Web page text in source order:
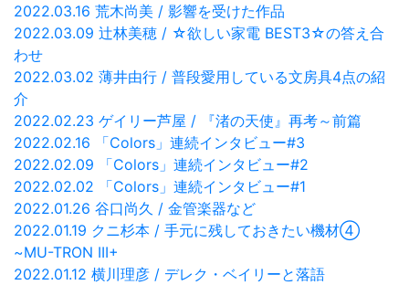
2022.03.16 荒木尚美 / 影響を受けた作品
2022.03.09 辻林美穂 / ☆欲しい家電 BEST3☆の答え合
わせ
2022.03.02 薄井由行 / 普段愛用している文房具4点の紹
介
2022.02.23 ゲイリー芦屋 / 『渚の天使』再考～前篇
2022.02.16 「Colors」連続インタビュー#3
2022.02.09 「Colors」連続インタビュー#2
2022.02.02 「Colors」連続インタビュー#1
2022.01.26 谷口尚久 / 金管楽器など
2022.01.19 クニ杉本 / 手元に残しておきたい機材④
~MU-TRON III+
2022.01.12 横川理彦 / デレク・ベイリーと落語